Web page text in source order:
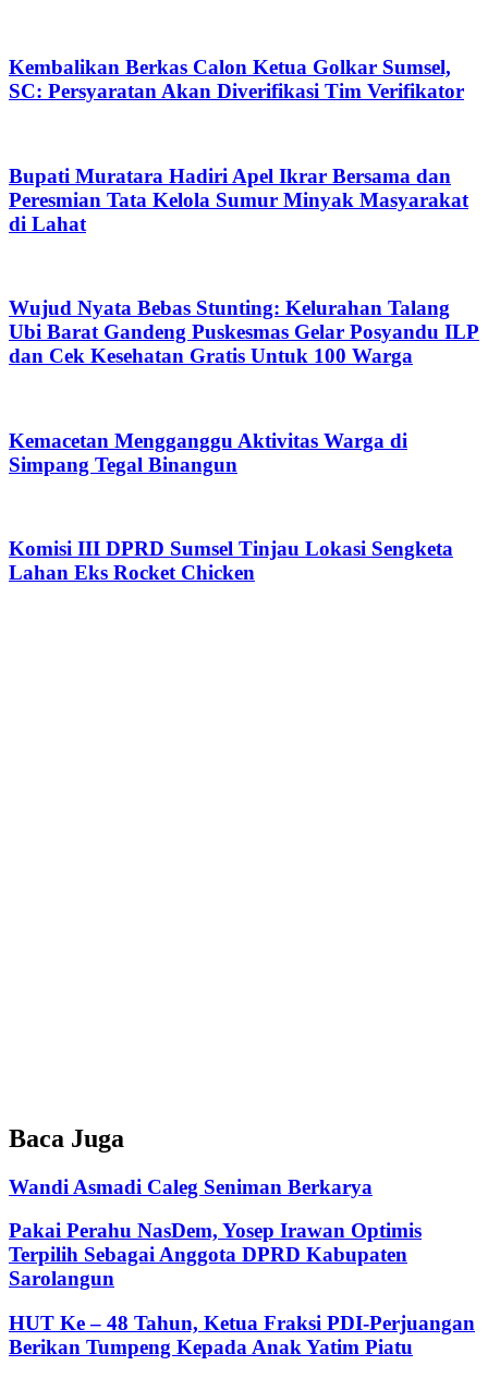
Kembalikan Berkas Calon Ketua Golkar Sumsel,
SC: Persyaratan Akan Diverifikasi Tim Verifikator
Bupati Muratara Hadiri Apel Ikrar Bersama dan
Peresmian Tata Kelola Sumur Minyak Masyarakat
di Lahat
Wujud Nyata Bebas Stunting: Kelurahan Talang
Ubi Barat Gandeng Puskesmas Gelar Posyandu ILP
dan Cek Kesehatan Gratis Untuk 100 Warga
Kemacetan Mengganggu Aktivitas Warga di
Simpang Tegal Binangun
Komisi III DPRD Sumsel Tinjau Lokasi Sengketa
Lahan Eks Rocket Chicken
Baca Juga
Wandi Asmadi Caleg Seniman Berkarya
Pakai Perahu NasDem, Yosep Irawan Optimis
Terpilih Sebagai Anggota DPRD Kabupaten
Sarolangun
HUT Ke – 48 Tahun, Ketua Fraksi PDI-Perjuangan
Berikan Tumpeng Kepada Anak Yatim Piatu